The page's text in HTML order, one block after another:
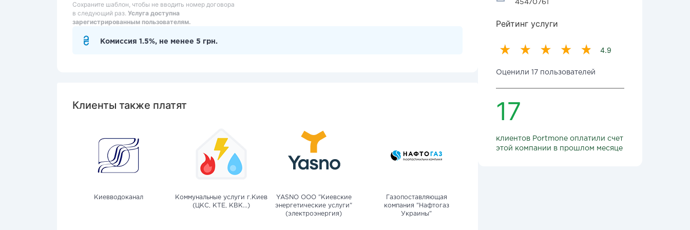
Сохраните шаблон, чтобы не вводить номер договора
в следующий раз. Услуга доступна
зарегистрированным пользователям.
Комиссия 1.5%, не менее 5 грн.
Клиенты также платят
Киевводоканал
Коммунальные услуги г.Киев
(ЦКС, КТЕ, КВК...)
YASNO OOO "Киевские
энергетические услуги"
(электроэнергия)
Газопоставляющая
компания "Нафтогаз
Украины"
45470761
Рейтинг услуги
4.9
Оценили 17 пользователей
17
клиентов Portmone оплатили счет
этой компании в прошлом месяце